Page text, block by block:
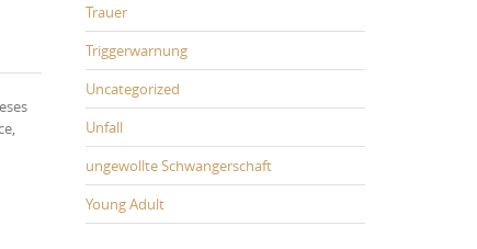
Trauer
Triggerwarnung
Uncategorized
Unfall
ungewollte Schwangerschaft
Young Adult